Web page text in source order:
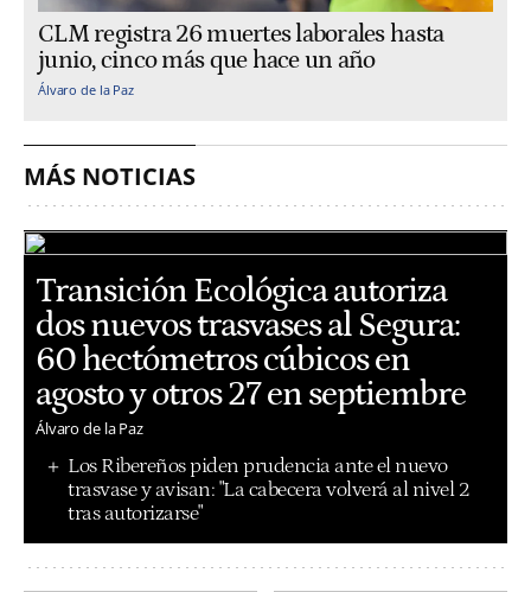
CLM registra 26 muertes laborales hasta
junio, cinco más que hace un año
Álvaro de la Paz
MÁS NOTICIAS
Transición Ecológica autoriza
dos nuevos trasvases al Segura:
60 hectómetros cúbicos en
agosto y otros 27 en septiembre
Álvaro de la Paz
Los Ribereños piden prudencia ante el nuevo
trasvase y avisan: "La cabecera volverá al nivel 2
tras autorizarse"